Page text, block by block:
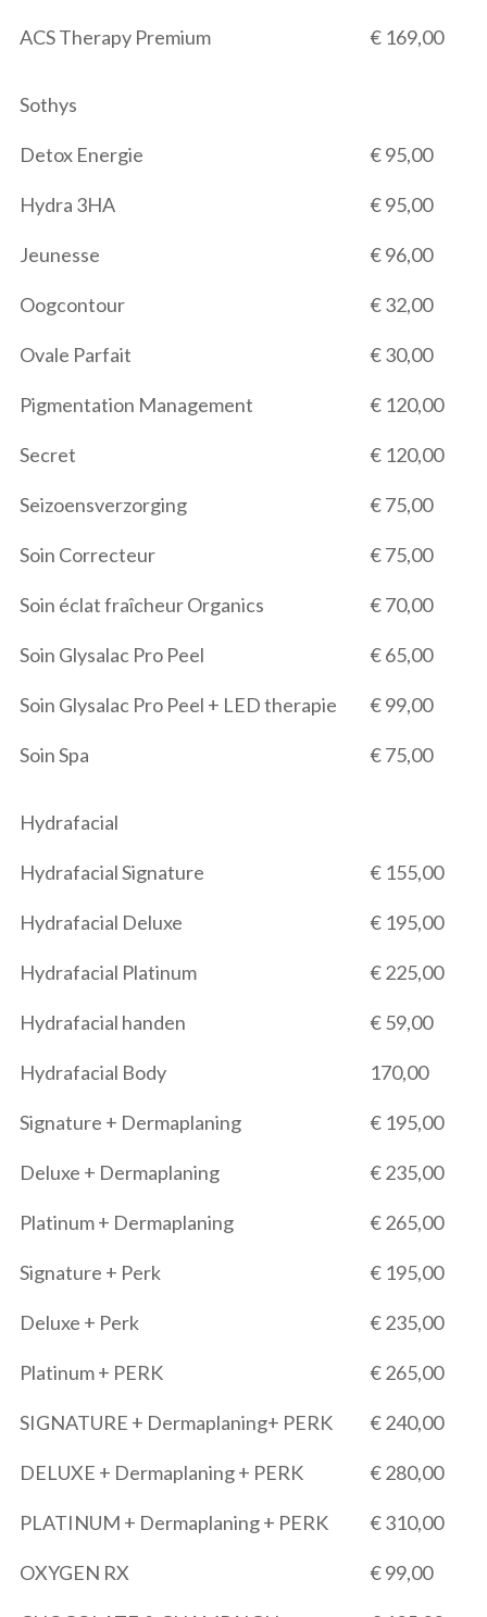
ACS Therapy Premium € 169,00
Sothys
Detox Energie € 95,00
Hydra 3HA € 95,00
Jeunesse € 96,00
Oogcontour € 32,00
Ovale Parfait € 30,00
Pigmentation Management € 120,00
Secret € 120,00
Seizoensverzorging € 75,00
Soin Correcteur € 75,00
Soin éclat fraîcheur Organics € 70,00
Soin Glysalac Pro Peel € 65,00
Soin Glysalac Pro Peel + LED therapie € 99,00
Soin Spa € 75,00
Hydrafacial
Hydrafacial Signature € 155,00
Hydrafacial Deluxe € 195,00
Hydrafacial Platinum € 225,00
Hydrafacial handen € 59,00
Hydrafacial Body 170,00
Signature + Dermaplaning € 195,00
Deluxe + Dermaplaning € 235,00
Platinum + Dermaplaning € 265,00
Signature + Perk € 195,00
Deluxe + Perk € 235,00
Platinum + PERK € 265,00
SIGNATURE + Dermaplaning+ PERK € 240,00
DELUXE + Dermaplaning + PERK € 280,00
PLATINUM + Dermaplaning + PERK € 310,00
OXYGEN RX € 99,00